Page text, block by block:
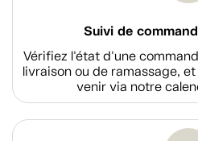
Suivi de
Vérifiez l'état d'une
livraison ou de ramassage,
venir via notre